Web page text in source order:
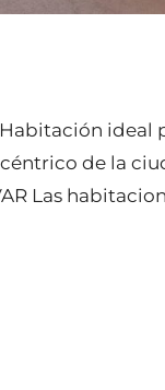
ideal
de la
Las